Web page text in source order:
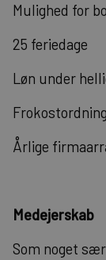
Mulighed for
25 feriedage
Løn under
Årlige
Medejerskab
Som noget